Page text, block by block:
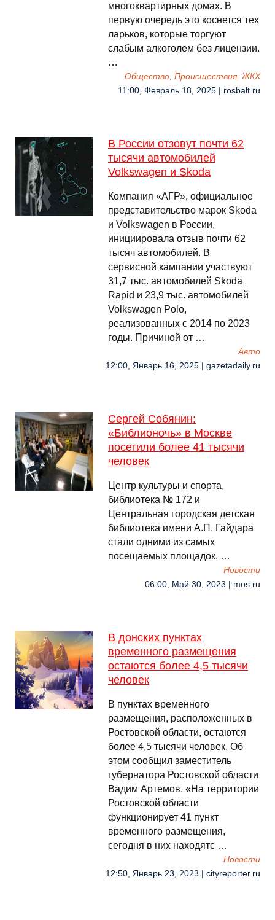
многоквартирных домах. В
первую очередь это коснется тех
ларьков, которые торгуют
слабым алкоголем без лицензии.
…
Общество, Происшествия, ЖКХ
11:00, Февраль 18, 2025 | rosbalt.ru
В России отзовут почти 62
тысячи автомобилей
Volkswagen и Skoda
Компания «АГР», официальное
представительство марок Skoda
и Volkswagen в России,
инициировала отзыв почти 62
тысяч автомобилей. В
сервисной кампании участвуют
31,7 тыс. автомобилей Skoda
Rapid и 23,9 тыс. автомобилей
Volkswagen Polo,
реализованных с 2014 по 2023
годы. Причиной от …
Авто
12:00, Январь 16, 2025 | gazetadaily.ru
Сергей Собянин:
«Библионочь» в Москве
посетили более 41 тысячи
человек
Центр культуры и спорта,
библиотека № 172 и
Центральная городская детская
библиотека имени А.П. Гайдара
стали одними из самых
посещаемых площадок. …
Новости
06:00, Май 30, 2023 | mos.ru
В донских пунктах
временного размещения
остаются более 4,5 тысячи
человек
В пунктах временного
размещения, расположенных в
Ростовской области, остаются
более 4,5 тысячи человек. Об
этом сообщил заместитель
губернатора Ростовской области
Вадим Артемов. «На территории
Ростовской области
функционирует 41 пункт
временного размещения,
сегодня в них находятс …
Новости
12:50, Январь 23, 2023 | cityreporter.ru